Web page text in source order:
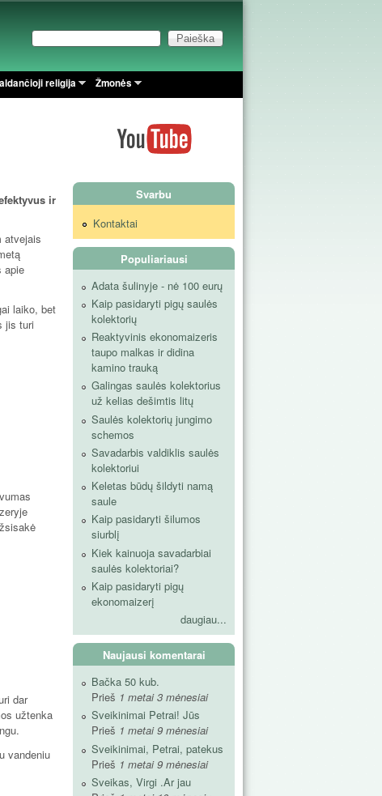
Paieškos forma
Paieška
religija Žmonės
ir
atvejais
apie
laiko, bet
jis turi
dar
užtenka
vandeniu
Svarbu
Kontaktai
Populiariausi
Adata šulinyje - nė 100 eurų
Kaip pasidaryti pigų saulės
kolektorių
Reaktyvinis ekonomaizeris
taupo malkas ir didina
kamino trauką
Galingas saulės kolektorius
už kelias dešimtis litų
Saulės kolektorių jungimo
schemos
Savadarbis valdiklis saulės
kolektoriui
Keletas būdų šildyti namą
saule
Kaip pasidaryti šilumos
siurblį
Kiek kainuoja savadarbiai
saulės kolektoriai?
Kaip pasidaryti pigų
ekonomaizerį
daugiau...
Naujausi komentarai
Bačka 50 kub.
Prieš 1 metai 3 mėnesiai
Sveikinimai Petrai! Jūs
Prieš 1 metai 9 mėnesiai
Sveikinimai, Petrai, patekus
Prieš 1 metai 9 mėnesiai
Sveikas, Virgi .Ar jau